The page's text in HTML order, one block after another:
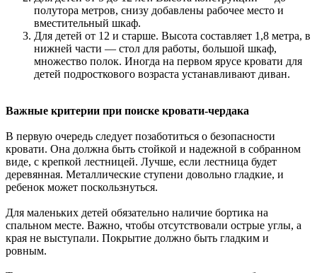
полутора метров, снизу добавлены рабочее место и
вместительный шкаф.
Для детей от 12 и старше. Высота составляет 1,8 метра, в
нижней части — стол для работы, большой шкаф,
множество полок. Иногда на первом ярусе кровати для
детей подросткового возраста устанавливают диван.
Важные критерии при поиске кровати-чердака
В первую очередь следует позаботиться о безопасности
кровати. Она должна быть стойкой и надежной в собранном
виде, с крепкой лестницей. Лучше, если лестница будет
деревянная. Металлические ступени довольно гладкие, и
ребенок может поскользнуться.
Для маленьких детей обязательно наличие бортика на
спальном месте. Важно, чтобы отсутствовали острые углы, а
края не выступали. Покрытие должно быть гладким и
ровным.